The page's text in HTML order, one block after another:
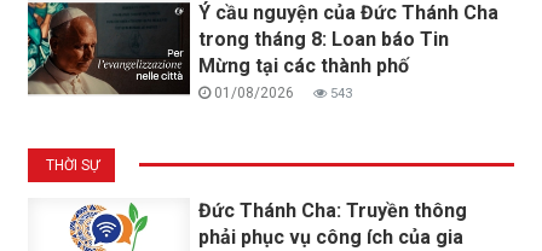
Ý cầu nguyện của Đức Thánh Cha
trong tháng 8: Loan báo Tin
Mừng tại các thành phố
01/08/2026 543
THỜI SỰ
Đức Thánh Cha: Truyền thông
phải phục vụ công ích của gia